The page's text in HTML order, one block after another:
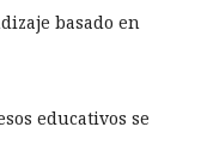
basado en
educativos se